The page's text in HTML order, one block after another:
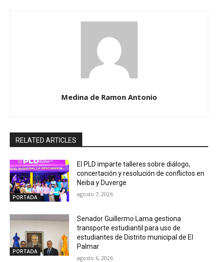
Medina de Ramon Antonio
RELATED ARTICLES
PORTADA
El PLD imparte talleres sobre diálogo,
concertación y resolución de conflictos en
Neiba y Duverge
agosto 7, 2026
PORTADA
Senador Guillermo Lama gestiona
transporte estudiantil para uso de
estudiantes de Distrito municipal de El
Palmar
agosto 6, 2026